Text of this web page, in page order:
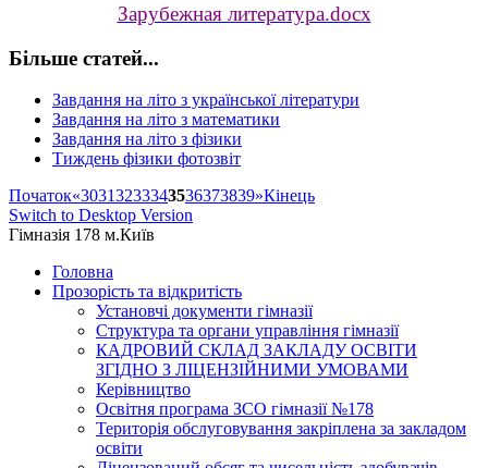
Зарубежная литература.docx
Більше статей...
Завдання на літо з української літератури
Завдання на літо з математики
Завдання на літо з фізики
Тиждень фізики фотозвіт
Початок«30313233343536373839»Кінець
Switch to Desktop Version
Гімназія 178 м.Київ
Головна
Прозорість та відкритість
Установчі документи гімназії
Структура та органи управління гімназії
КАДРОВИЙ СКЛАД ЗАКЛАДУ ОСВІТИ
ЗГІДНО З ЛІЦЕНЗІЙНИМИ УМОВАМИ
Керівництво
Освітня програма ЗСО гімназії №178
Територія обслуговування закріплена за закладом
освіти